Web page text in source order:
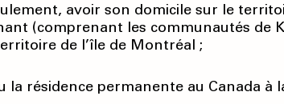
avoir son domicile sur le
(comprenant les communautés de
de l’île de Montréal ;
résidence permanente au Canada à